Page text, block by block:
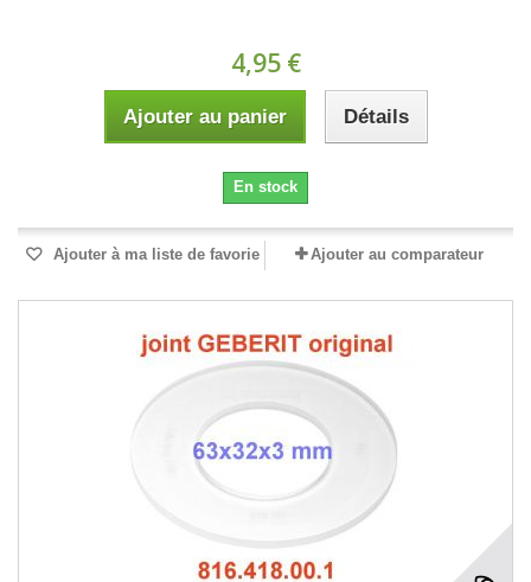
4,95 €
Ajouter au panier Détails
En stock
Ajouter à ma liste de favorie Ajouter au comparateur